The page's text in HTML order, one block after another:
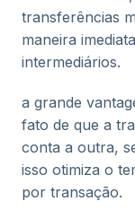
transferências
maneira
intermediários.
a grande
fato de que a
conta a outra,
isso otimiza o
por transação.